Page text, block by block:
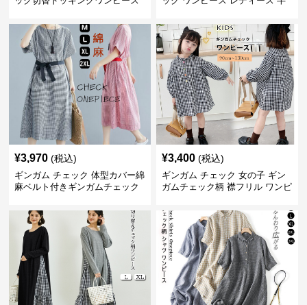
¥3,970 (税込)
ギンガム チェック 体型カバー綿
麻ベルト付きギンガムチェック
¥3,400 (税込)
ギンガム チェック 女の子 ギン
ガムチェック柄 襟フリル ワンピ